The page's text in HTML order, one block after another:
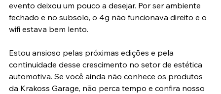
evento deixou um pouco a desejar. Por ser ambiente
fechado e no subsolo, o 4g não funcionava direito e o
wifi estava bem lento.
Estou ansioso pelas próximas edições e pela
continuidade desse crescimento no setor de estética
automotiva. Se você ainda não conhece os produtos
da Krakoss Garage, não perca tempo e confira nosso